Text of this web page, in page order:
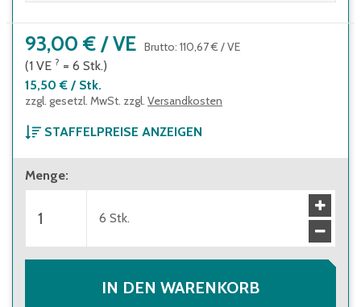
93,00 € /VE Brutto: 110,67 € /VE
(1 VE ? = 6 Stk.)
15,50 € / Stk.
zzgl. gesetzl. MwSt. zzgl. Versandkosten
STAFFELPREISE ANZEIGEN
ab 1 Verpackungseinheit
93,00 €
ab 10 Verpackungseinheiten
83,00 €
Menge:
6 Stk.
IN DEN WARENKORB